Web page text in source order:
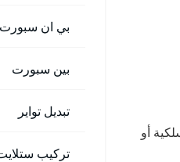
أو
بي ان سبورت
بين سبورت
تبديل تواير
تركيب